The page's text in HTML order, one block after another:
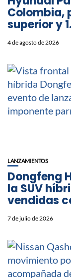
Colombia,
superior y
4 de agosto de 2026
LANZAMIENTOS
Dongfeng
la SUV
vendidas
7 de julio de 2026